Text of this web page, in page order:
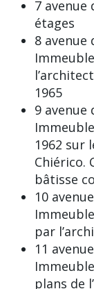
7 avenue
étages
8 avenue
1965
9 avenue
1962 sur
Chiérico.
bâtisse
10
par
11
plans de